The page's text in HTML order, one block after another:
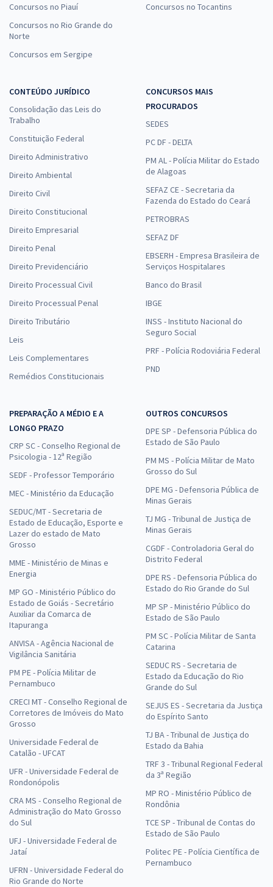
Concursos no Piauí
Concursos no Rio Grande do
Norte
Concursos em Sergipe
Concursos no Tocantins
CONTEÚDO JURÍDICO
Consolidação das Leis do
Trabalho
Constituição Federal
Direito Administrativo
Direito Ambiental
Direito Civil
Direito Constitucional
Direito Empresarial
Direito Penal
Direito Previdenciário
Direito Processual Civil
Direito Processual Penal
Direito Tributário
Leis
Leis Complementares
Remédios Constitucionais
CONCURSOS MAIS
PROCURADOS
SEDES
PC DF - DELTA
PM AL - Polícia Militar do Estado
de Alagoas
SEFAZ CE - Secretaria da
Fazenda do Estado do Ceará
PETROBRAS
SEFAZ DF
EBSERH - Empresa Brasileira de
Serviços Hospitalares
Banco do Brasil
IBGE
INSS - Instituto Nacional do
Seguro Social
PRF - Polícia Rodoviária Federal
PND
PREPARAÇÃO A MÉDIO E A
LONGO PRAZO
CRP SC - Conselho Regional de
Psicologia - 12ª Região
SEDF - Professor Temporário
MEC - Ministério da Educação
SEDUC/MT - Secretaria de
Estado de Educação, Esporte e
Lazer do estado de Mato
Grosso
MME - Ministério de Minas e
Energia
MP GO - Ministério Público do
Estado de Goiás - Secretário
Auxiliar da Comarca de
Itapuranga
ANVISA - Agência Nacional de
Vigilância Sanitária
PM PE - Polícia Militar de
Pernambuco
CRECI MT - Conselho Regional de
Corretores de Imóveis do Mato
Grosso
Universidade Federal de
Catalão - UFCAT
UFR - Universidade Federal de
Rondonópolis
CRA MS - Conselho Regional de
Administração do Mato Grosso
do Sul
UFJ - Universidade Federal de
Jataí
UFRN - Universidade Federal do
Rio Grande do Norte
OUTROS CONCURSOS
DPE SP - Defensoria Pública do
Estado de São Paulo
PM MS - Polícia Militar de Mato
Grosso do Sul
DPE MG - Defensoria Pública de
Minas Gerais
TJ MG - Tribunal de Justiça de
Minas Gerais
CGDF - Controladoria Geral do
Distrito Federal
DPE RS - Defensoria Pública do
Estado do Rio Grande do Sul
MP SP - Ministério Público do
Estado de São Paulo
PM SC - Polícia Militar de Santa
Catarina
SEDUC RS - Secretaria de
Estado da Educação do Rio
Grande do Sul
SEJUS ES - Secretaria da Justiça
do Espírito Santo
TJ BA - Tribunal de Justiça do
Estado da Bahia
TRF 3 - Tribunal Regional Federal
da 3ª Região
MP RO - Ministério Público de
Rondônia
TCE SP - Tribunal de Contas do
Estado de São Paulo
Politec PE - Polícia Científica de
Pernambuco